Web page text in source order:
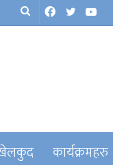
SearchFacebook
Twitter
कार्यक्रमहरु